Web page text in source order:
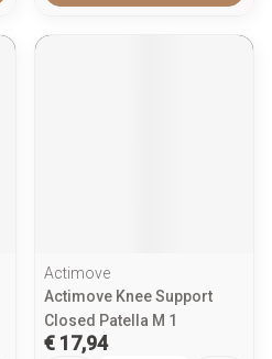
Actimove
Actimove Knee Support
Closed Patella M 1
€ 17,94